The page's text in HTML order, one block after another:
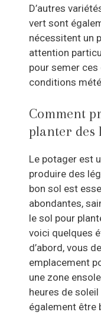
D’autres
vert sont
nécessitent un
attention
pour semer
conditions
Comment
planter des
Le potager est
produire des
bon sol est
abondantes,
le sol pour
voici quelques
d’abord, vous
emplacement
une zone
heures de
également être